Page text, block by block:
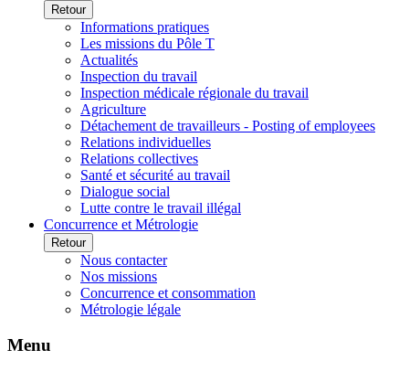
Retour
Informations pratiques
Les missions du Pôle T
Actualités
Inspection du travail
Inspection médicale régionale du travail
Agriculture
Détachement de travailleurs - Posting of employees
Relations individuelles
Relations collectives
Santé et sécurité au travail
Dialogue social
Lutte contre le travail illégal
Concurrence et Métrologie
Retour
Nous contacter
Nos missions
Concurrence et consommation
Métrologie légale
Menu